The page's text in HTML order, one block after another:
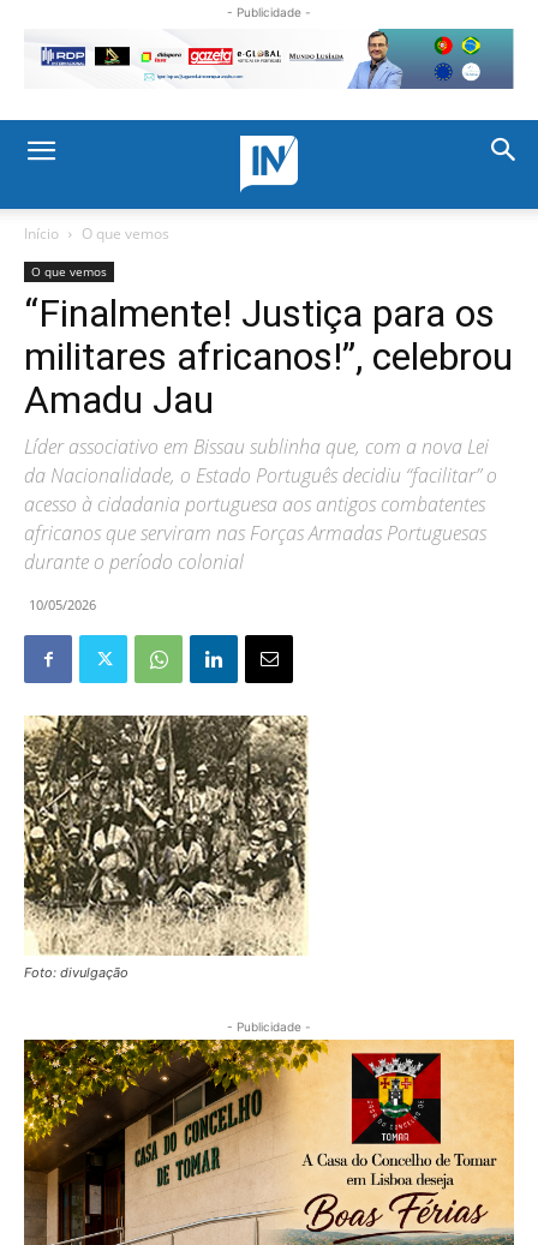
- Publicidade -
Início O que vemos
O que vemos
“Finalmente! Justiça para os
militares africanos!”, celebrou
Amadu Jau
Líder associativo em Bissau sublinha que, com a nova Lei
da Nacionalidade, o Estado Português decidiu “facilitar” o
acesso à cidadania portuguesa aos antigos combatentes
africanos que serviram nas Forças Armadas Portuguesas
durante o período colonial
10/05/2026
Foto: divulgação
- Publicidade -